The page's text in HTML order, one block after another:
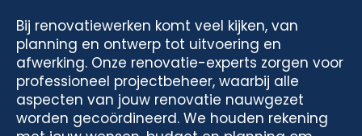
Bij renovatiewerken komt veel kijken, van
planning en ontwerp tot uitvoering en
afwerking. Onze renovatie-experts zorgen voor
professioneel projectbeheer, waarbij alle
aspecten van jouw renovatie nauwgezet
worden gecoördineerd. We houden rekening